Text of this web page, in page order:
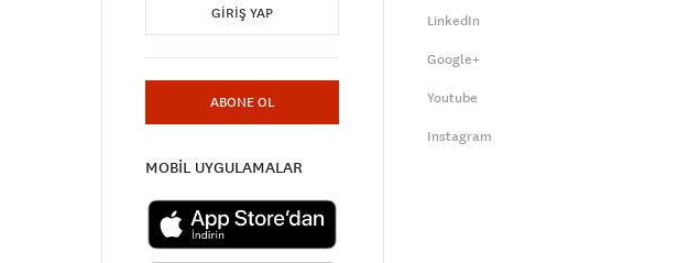
GIRIŞ YAP
ABONE OL
MOBİL UYGULAMALAR
LinkedIn
Google+
Youtube
Instagram